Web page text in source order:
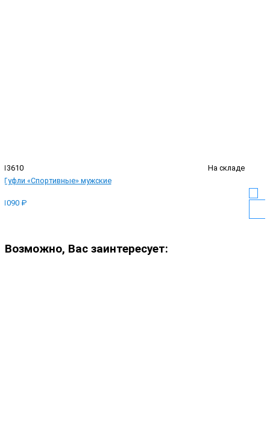
13610
На складе
Туфли «Спортивные» мужские
1090 ₽
Возможно, Вас заинтересует: